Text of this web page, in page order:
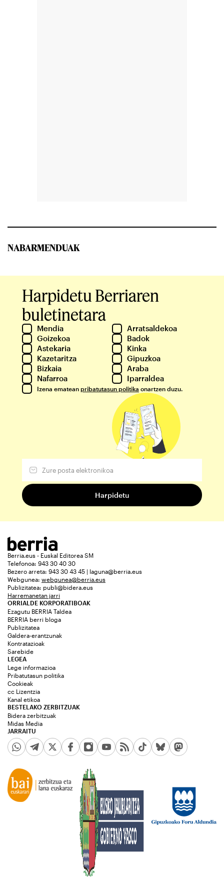
NABARMENDUAK
Harpidetu Berriaren
buletinetara
Mendia
Arratsaldekoa
Goizekoa
Badok
Astekaria
Kinka
Kazetaritza
Gipuzkoa
Bizkaia
Araba
Nafarroa
Iparraldea
Izena ematean pribatutasun politika onartzen duzu.
Berria.eus - Euskal Editorea SM
Telefonoa: 943 30 40 30
Bezero arreta: 943 30 43 45 | laguna@berria.eus
Webgunea: webgunea@berria.eus
Publizitatea: publi@bidera.eus
Harremanetan jarri
ORRIALDE KORPORATIBOAK
Ezagutu BERRIA Taldea
BERRIA berri bloga
Publizitatea
Galdera-erantzunak
Kontratazioak
Sarebide
JARRAITU
LEGEA
Lege informazioa
Pribatutasun politika
Cookieak
cc Lizentzia
Kanal etikoa
BESTELAKO ZERBITZUAK
Bidera zerbitzuak
Midas Media